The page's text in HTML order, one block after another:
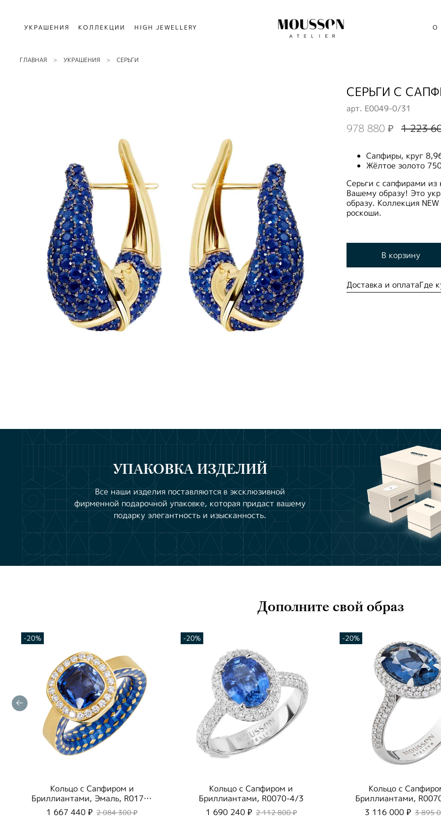
УКРАШЕНИЯ КОЛЛЕКЦИИ HIGH JEWELLERY О
ГЛАВНАЯ УКРАШЕНИЯ СЕРЬГИ
арт. E0049-0/31
СЕРЬГИ С
978 880 ₽ 1 223
Сапфиры, круг
Жёлтое золото
Серьги с сапфирами из
Вашему образу! Это
образу. Коллекция
роскоши.
В корзину
Доставка и оплатаГде
УПАКОВКА ИЗДЕЛИЙ
Все наши изделия поставляются в эксклюзивной
фирменной подарочной упаковке, которая придаст вашему
подарку элегантность и изысканность.
Дополните свой образ
-20%
Кольцо с Сапфиром и
Бриллиантами, Эмаль, R0176-
50/5
1 667 440 ₽ 2 084 300 ₽
-20%
Кольцо с Сапфиром и
Бриллиантами, R0070-4/3
1 690 240 ₽ 2 112 800 ₽
-20%
Кольцо с
Бриллиантами,
3 116 000 ₽ 3 895